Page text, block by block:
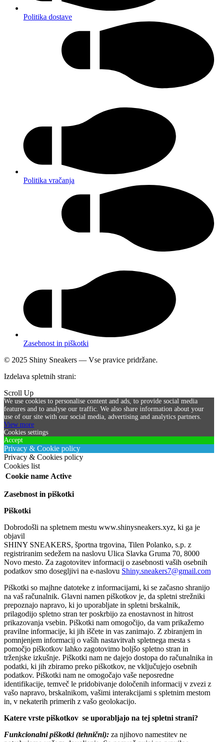
Politika dostave
Politika vračanja
Zasebnost in piškotki
© 2025 Shiny Sneakers — Vse pravice pridržane.
Izdelava spletnih strani:
Scroll Up
We use cookies to personalise content and ads, to provide social media
features and to analyse our traffic. We also share information about your
use of our site with our social media, advertising and analytics partners.
View more
Cookies settings
Accept
Privacy & Cookie policy
Privacy & Cookies policy
Cookies list
Cookie name Active
Zasebnost in piškotki
Piškotki
Dobrodošli na spletnem mestu www.shinysneakers.xyz, ki ga je
objavil
SHINY SNEAKERS, športna trgovina, Tilen Polanko, s.p. z
registriranim sedežem na naslovu Ulica Slavka Gruma 70, 8000
Novo mesto. Za zagotovitev informacij o zasebnosti vaših osebnih
podatkov smo dosegljivi na e-naslovu Shiny.sneakers7@gmail.com
Piškotki so majhne datoteke z informacijami, ki se začasno shranijo
na vaš računalnik. Glavni namen piškotkov je, da spletni strežniki
prepoznajo napravo, ki jo uporabljate in spletni brskalnik,
prilagodijo spletno stran ter poskrbijo za enostavnost in hitrost
prikazovanja vsebin. Piškotki nam omogočijo, da vam prikažemo
pravilne informacije, ki jih iščete in vas zanimajo. Z zbiranjem in
pomnjenjem informacij o vaših nastavitvah spletnega mesta s
pomočjo piškotkov lahko zagotovimo boljšo spletno stran in
trženjske izkušnje. Piškotki nam ne dajejo dostopa do računalnika in
podatki, ki jih zbiramo preko piškotkov, ne vključujejo osebnih
podatkov. Piškotki nam ne omogočajo vaše neposredne
identifikacije, temveč le pridobivanje določenih informacij v zvezi z
vašo napravo, brskalnikom, vašimi interakcijami s spletnim mestom
in, v nekaterih primerih z vašo geolokacijo.
Katere vrste piškotkov se uporabljajo na tej spletni strani?
Funkcionalni piškotki (tehnični): za njihovo namestitev ne